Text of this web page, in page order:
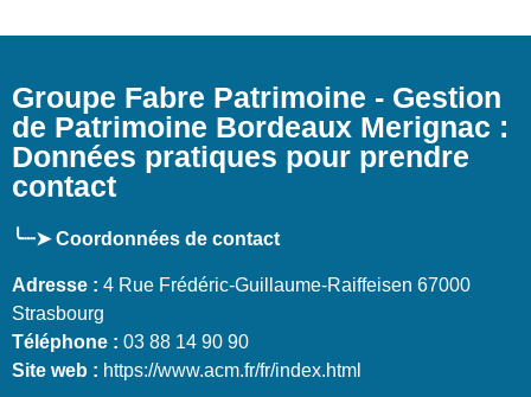
Groupe Fabre Patrimoine - Gestion
de Patrimoine Bordeaux Merignac :
Données pratiques pour prendre
contact
╰┈➤ Coordonnées de contact
Adresse : 4 Rue Frédéric-Guillaume-Raiffeisen 67000
Strasbourg
Téléphone : 03 88 14 90 90
Site web : https://www.acm.fr/fr/index.html